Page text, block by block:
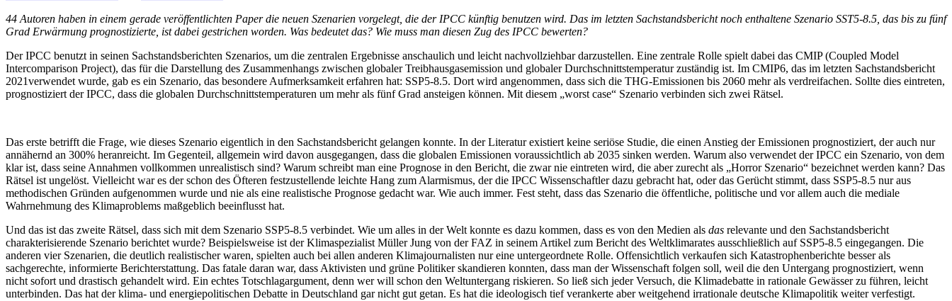
44 Autoren haben in einem gerade veröffentlichten Paper die neuen Szenarien vorgelegt, die der IPCC künftig benutzen wird. Das im letzten Sachstandsbericht noch enthaltene Szenario SST5-8.5, das bis zu fünf
Grad Erwärmung prognostizierte, ist dabei gestrichen worden. Was bedeutet das? Wie muss man diesen Zug des IPCC bewerten?
Der IPCC benutzt in seinen Sachstandsberichten Szenarios, um die zentralen Ergebnisse anschaulich und leicht nachvollziehbar darzustellen. Eine zentrale Rolle spielt dabei das CMIP (Coupled Model
Intercomparison Project), das für die Darstellung des Zusammenhangs zwischen globaler Treibhausgasemission und globaler Durchschnittstemperatur zuständig ist. Im CMIP6, das im letzten Sachstandsbericht
2021verwendet wurde, gab es ein Szenario, das besondere Aufmerksamkeit erfahren hat: SSP5-8.5. Dort wird angenommen, dass sich die THG-Emissionen bis 2060 mehr als verdreifachen. Sollte dies eintreten,
prognostiziert der IPCC, dass die globalen Durchschnittstemperaturen um mehr als fünf Grad ansteigen können. Mit diesem „worst case“ Szenario verbinden sich zwei Rätsel.
Das erste betrifft die Frage, wie dieses Szenario eigentlich in den Sachstandsbericht gelangen konnte. In der Literatur existiert keine seriöse Studie, die einen Anstieg der Emissionen prognostiziert, der auch nur
annähernd an 300% heranreicht. Im Gegenteil, allgemein wird davon ausgegangen, dass die globalen Emissionen voraussichtlich ab 2035 sinken werden. Warum also verwendet der IPCC ein Szenario, von dem
klar ist, dass seine Annahmen vollkommen unrealistisch sind? Warum schreibt man eine Prognose in den Bericht, die zwar nie eintreten wird, die aber zurecht als „Horror Szenario“ bezeichnet werden kann? Das
Rätsel ist ungelöst. Vielleicht war es der schon des Öfteren festzustellende leichte Hang zum Alarmismus, der die IPCC Wissenschaftler dazu gebracht hat, oder das Gerücht stimmt, dass SSP5-8.5 nur aus
methodischen Gründen aufgenommen wurde und nie als eine realistische Prognose gedacht war. Wie auch immer. Fest steht, dass das Szenario die öffentliche, politische und vor allem auch die mediale
Wahrnehmung des Klimaproblems maßgeblich beeinflusst hat.
Und das ist das zweite Rätsel, dass sich mit dem Szenario SSP5-8.5 verbindet. Wie um alles in der Welt konnte es dazu kommen, dass es von den Medien als das relevante und den Sachstandsbericht
charakterisierende Szenario berichtet wurde? Beispielsweise ist der Klimaspezialist Müller Jung von der FAZ in seinem Artikel zum Bericht des Weltklimarates ausschließlich auf SSP5-8.5 eingegangen. Die
anderen vier Szenarien, die deutlich realistischer waren, spielten auch bei allen anderen Klimajournalisten nur eine untergeordnete Rolle. Offensichtlich verkaufen sich Katastrophenberichte besser als
sachgerechte, informierte Berichterstattung. Das fatale daran war, dass Aktivisten und grüne Politiker skandieren konnten, dass man der Wissenschaft folgen soll, weil die den Untergang prognostiziert, wenn
nicht sofort und drastisch gehandelt wird. Ein echtes Totschlagargument, denn wer will schon den Weltuntergang riskieren. So ließ sich jeder Versuch, die Klimadebatte in rationale Gewässer zu führen, leicht
unterbinden. Das hat der klima- und energiepolitischen Debatte in Deutschland gar nicht gut getan. Es hat die ideologisch tief verankerte aber weitgehend irrationale deutsche Klimapolitik weiter verfestigt.